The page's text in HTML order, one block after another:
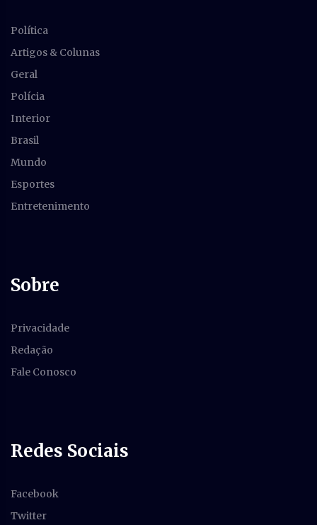
Política
Artigos & Colunas
Geral
Polícia
Interior
Brasil
Mundo
Esportes
Entretenimento
Sobre
Privacidade
Redação
Fale Conosco
Redes Sociais
Facebook
Twitter